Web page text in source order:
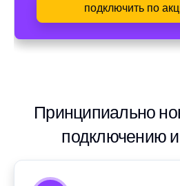
подключить по
Принципиально
подключению